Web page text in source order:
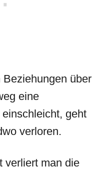
über
eine
geht
verloren.
verliert man die